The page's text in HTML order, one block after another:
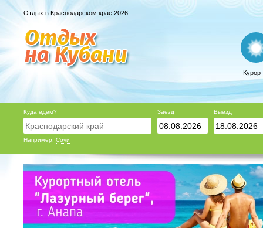
Отдых в Краснодарском крае 2026
Куда едем?
Например: Сочи
Заезд Выезд